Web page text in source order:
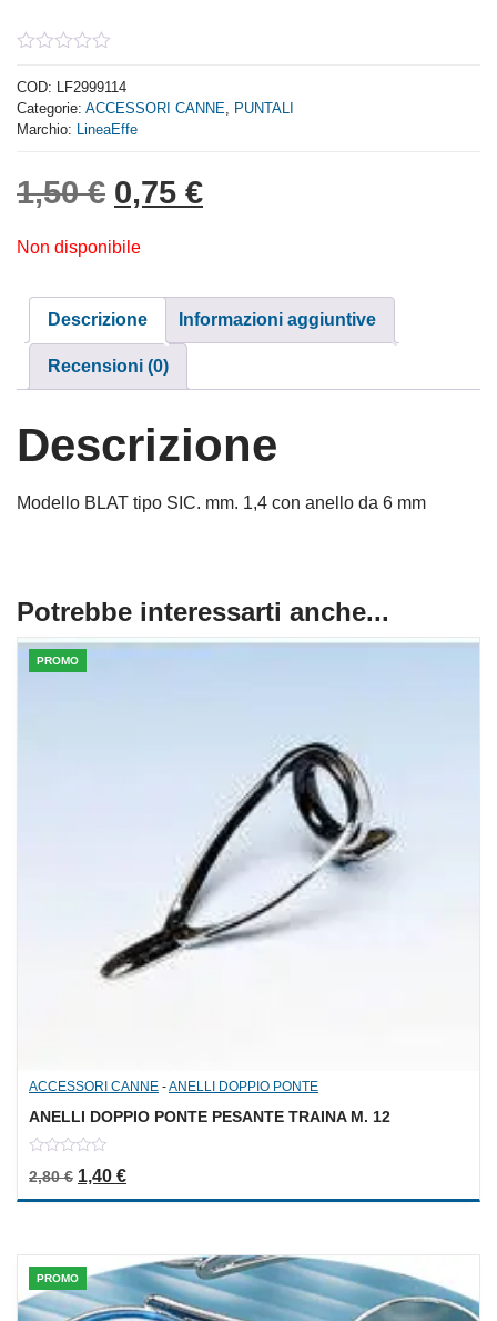
out
of
5
COD: LF2999114
Categorie: ACCESSORI CANNE, PUNTALI
Marchio: LineaEffe
1,50€ Il prezzo originale era:
0,75 €Il prezzo attuale è:
Non disponibile
Descrizione Informazioni aggiuntive
Recensioni (0)
Descrizione
Modello BLAT tipo SIC. mm. 1,4 con anello da 6 mm
Potrebbe interessarti anche...
PROMO
ACCESSORI CANNE -ANELLI DOPPIO PONTE
ANELLI DOPPIO PONTE PESANTE TRAINA M. 12
out
2,80€ Il prezzo originale era: 2,80 €.
1,40 €Il prezzo attuale è: 1,40 €.
PROMO